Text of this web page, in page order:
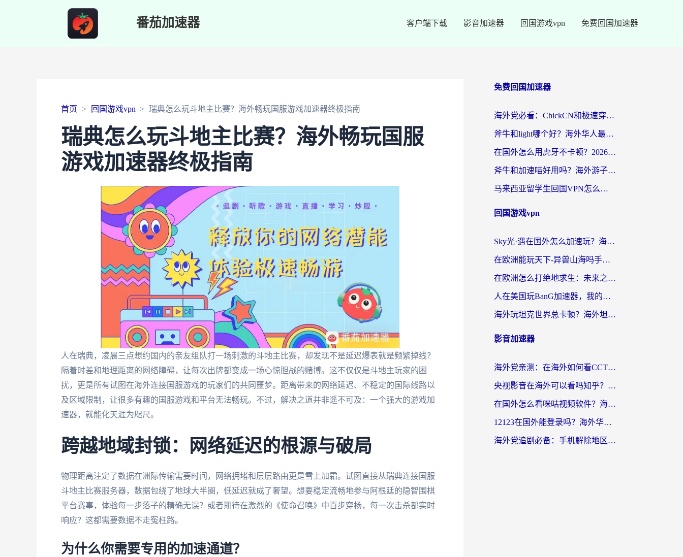
番茄加速器 客户端下载 影音加速器 回国游戏vpn 免费回国加速器
首页 回国游戏vpn 瑞典怎么玩斗地主比赛？海外畅玩国服游戏加速器终极指南
瑞典怎么玩斗地主比赛？海外畅玩国服
游戏加速器终极指南
人在瑞典，凌晨三点想约国内的亲友组队打一场刺激的斗地主比赛，却发现不是延迟爆表就是频繁掉线？
隔着时差和地理距离的网络障碍，让每次出牌都变成一场心惊胆战的赌博。这不仅仅是斗地主玩家的困
扰，更是所有试图在海外连接国服游戏的玩家们的共同噩梦。距离带来的网络延迟、不稳定的国际线路以
及区域限制，让很多有趣的国服游戏和平台无法畅玩。不过，解决之道并非遥不可及：一个强大的游戏加
速器，就能化天涯为咫尺。
跨越地域封锁：网络延迟的根源与破局
物理距离注定了数据在洲际传输需要时间，网络拥堵和层层路由更是雪上加霜。试图直接从瑞典连接国服
斗地主比赛服务器，数据包绕了地球大半圈，低延迟就成了奢望。想要稳定流畅地参与阿根廷的隐智围棋
平台赛事，体验每一步落子的精确无误？或者期待在激烈的《使命召唤》中百步穿杨，每一次击杀都实时
响应？这都需要数据不走冤枉路。
为什么你需要专用的加速通道？
免费回国加速器
海外党必看：ChickCN和极速穿梭VPN好用吗？3招教你选对回国加速器无缝刷国内资源
斧牛和light哪个好？海外华人最关心的回国加速器选择难题，一篇讲透
在国外怎么用虎牙不卡顿？2026海外华人亲测有效的回国加速器选择指南
斧牛和加速喵好用吗？海外游子的真实选择困境
马来西亚留学生回国VPN怎么选？3个避坑点+1款实测好用的加速器推荐
回国游戏vpn
Sky光·遇在国外怎么加速玩？海外党亲测有效的国服游戏加速指南
在欧洲能玩天下-异兽山海吗手游？海外玩家的加速器生存指南
在欧洲怎么打绝地求生：未来之役不卡？留学生亲测的加速器避坑指南
人在美国玩BanG加速器，我的延迟终于绿了
海外玩坦克世界总卡顿？海外坦克世界加速器有哪些？实测好用的选择在这里
影音加速器
海外党亲测：在海外如何看CCTV？告别“仅限大陆播放”的实用指南
央视影音在海外可以看吗知乎？留学生亲测：3步解决地域限制+追剧自由
在国外怎么看咪咕视频软件？海外党亲测有效的回国加速方案
12123在国外能登录吗？海外华人必看的回国加速实用指南
海外党追剧必备：手机解除地区限制app怎么选？解决央视视频&国内剧地区限制全指南